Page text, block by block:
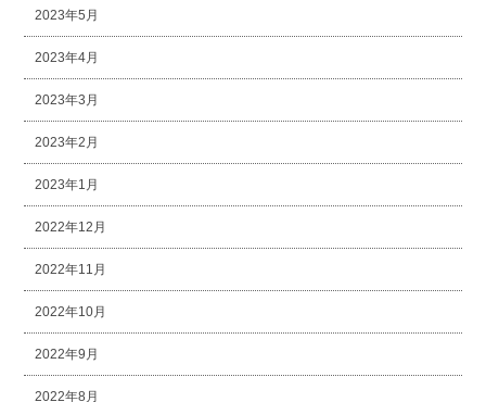
2023年5月
2023年4月
2023年3月
2023年2月
2023年1月
2022年12月
2022年11月
2022年10月
2022年9月
2022年8月